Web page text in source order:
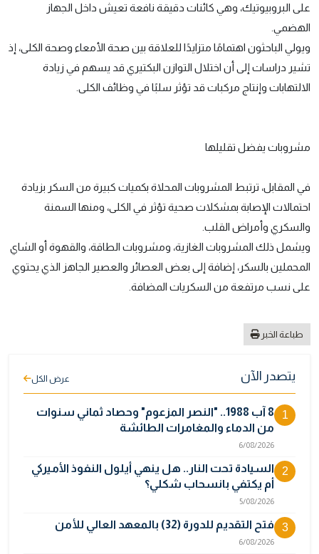
على البروبيوتيك، وهي كائنات دقيقة نافعة تعيش داخل الجهاز
الهضمي.
ويولي الباحثون اهتمامًا متزايدًا للعلاقة بين صحة الأمعاء وصحة الكلى، إذ
تشير دراسات إلى أن اختلال التوازن البكتيري قد يسهم في زيادة
الالتهابات وإنتاج مركبات قد تؤثر سلبًا في وظائف الكلى.
مشروبات يفضل تقليلها
في المقابل، ترتبط المشروبات المحلاة بكميات كبيرة من السكر بزيادة
احتمالات الإصابة بمشكلات صحية تؤثر في الكلى، ومنها السمنة
والسكري وأمراض القلب.
ويشمل ذلك المشروبات الغازية، ومشروبات الطاقة، والقهوة أو الشاي
المحملين بالسكر، إضافة إلى بعض العصائر والعصير الجاهز الذي يحتوي
على نسب مرتفعة من السكريات المضافة.
طباعة الخبر
يتصدر الآن عرض الكل
1
8 آب 1988.. "النصر المزعوم" وحصاد ثماني سنوات
من الدماء والمغامرات الطائشة
6/08/2026
2
السيادة تحت النار.. هل ينهي أيلول النفوذ الأميركي
أم يكتفي بانسحاب شكلي؟
5/08/2026
3 فتح التقديم للدورة (32) بالمعهد العالي للأمن
6/08/2026